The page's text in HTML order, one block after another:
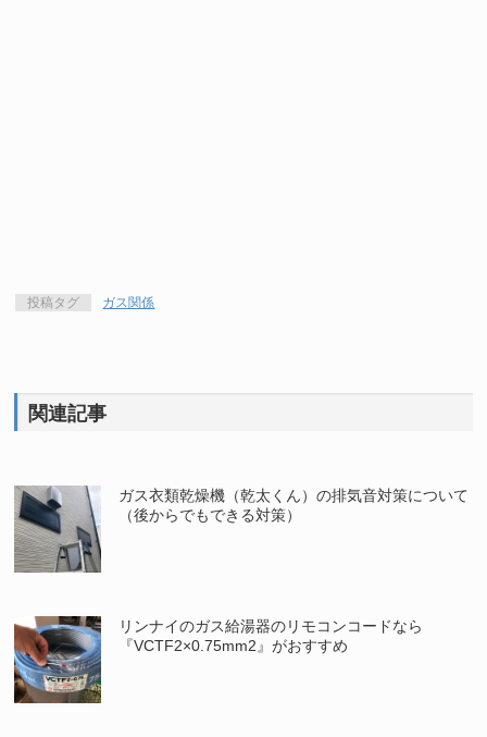
投稿タグ ガス関係
関連記事
ガス衣類乾燥機（乾太くん）の排気音対策について
（後からでもできる対策）
リンナイのガス給湯器のリモコンコードなら
『VCTF2×0.75mm2』がおすすめ